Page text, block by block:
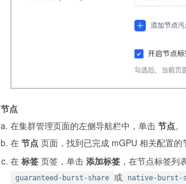
节点
在集群管理页面的左侧导航栏中，单击 节点。
在 节点 页面，找到已完成 mGPU 相关配置的
在 标签 页签，单击 添加标签 ，在节点标签列
guaranteed-burst-share 或 native-burst-